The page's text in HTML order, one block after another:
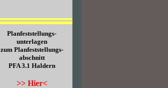
Planfeststellungs-
unterlagen
zum Planfeststellungs-
abschnitt
PFA 3.1 Haldern
>> Hier<